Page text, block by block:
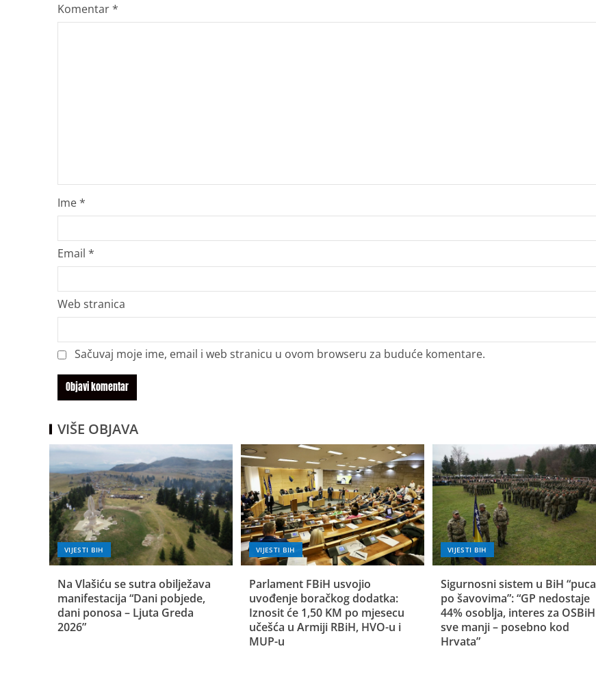
Komentar*
Ime*
Email *
Web stranica
Sačuvaj moje ime, email i web stranicu u ovom browseru za buduće komentare.
VIŠE OBJAVA
VIJESTI BIH
Na Vlašiću se sutra obilježava
manifestacija “Dani pobjede,
dani ponosa – Ljuta Greda
2026”
VIJESTI BIH
Parlament FBiH usvojio
uvođenje boračkog dodatka:
Iznosit će 1,50 KM po mjesecu
učešća u Armiji RBiH, HVO-u i
MUP-u
VIJESTI BIH
Sigurnosni sistem u BiH “puca
po šavovima”: “GP nedostaje
44% osoblja, interes za OSBiH
sve manji – posebno kod
Hrvata”